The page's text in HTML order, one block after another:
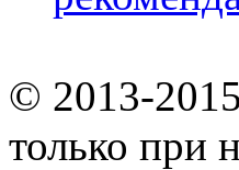
© 2013-
только при